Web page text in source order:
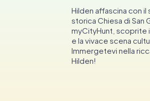
Hilden affascina con
storica Chiesa di San
myCityHunt, scoprite
e la vivace scena
Immergetevi nella
Hilden!